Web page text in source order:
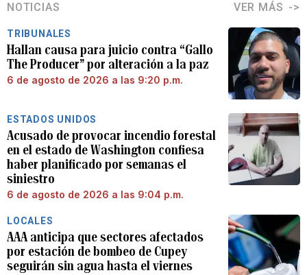
NOTICIAS VER MÁS
TRIBUNALES
Hallan causa para juicio contra “Gallo
The Producer” por alteración a la paz
6 de agosto de 2026 a las 9:20 p.m.
ESTADOS UNIDOS
Acusado de provocar incendio forestal
en el estado de Washington confiesa
haber planificado por semanas el
siniestro
6 de agosto de 2026 a las 9:04 p.m.
LOCALES
AAA anticipa que sectores afectados
por estación de bombeo de Cupey
seguirán sin agua hasta el viernes